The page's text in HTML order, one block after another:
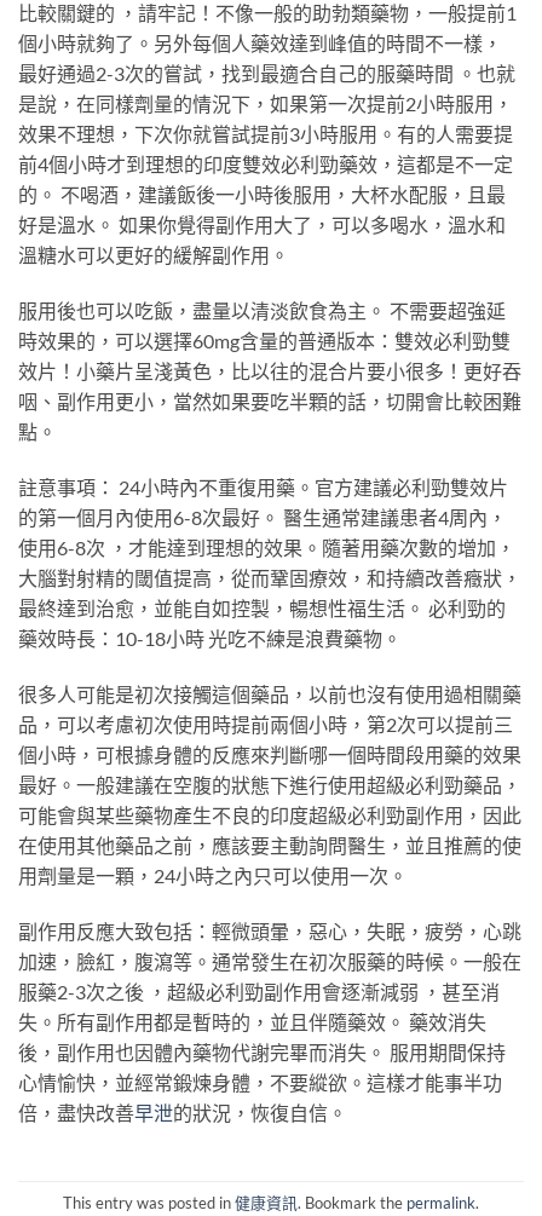
比較關鍵的 ，請牢記！不像一般的助勃類藥物，一般提前1
個小時就夠了。另外每個人藥效達到峰值的時間不一樣，
最好通過2-3次的嘗試，找到最適合自己的服藥時間 。也就
是說，在同樣劑量的情況下，如果第一次提前2小時服用，
效果不理想，下次你就嘗試提前3小時服用。有的人需要提
前4個小時才到理想的印度雙效必利勁藥效，這都是不一定
的。 不喝酒，建議飯後一小時後服用，大杯水配服，且最
好是溫水。 如果你覺得副作用大了，可以多喝水，溫水和
溫糖水可以更好的緩解副作用。
服用後也可以吃飯，盡量以清淡飲食為主。 不需要超強延
時效果的，可以選擇60mg含量的普通版本：雙效必利勁雙
效片！小藥片呈淺黃色，比以往的混合片要小很多！更好吞
咽、副作用更小，當然如果要吃半顆的話，切開會比較困難
點。
註意事項： 24小時內不重復用藥。官方建議必利勁雙效片
的第一個月內使用6-8次最好。 醫生通常建議患者4周內，
使用6-8次 ，才能達到理想的效果。隨著用藥次數的增加，
大腦對射精的閾值提高，從而鞏固療效，和持續改善癥狀，
最終達到治愈，並能自如控製，暢想性福生活。 必利勁的
藥效時長：10-18小時 光吃不練是浪費藥物。
很多人可能是初次接觸這個藥品，以前也沒有使用過相關藥
品，可以考慮初次使用時提前兩個小時，第2次可以提前三
個小時，可根據身體的反應來判斷哪一個時間段用藥的效果
最好。一般建議在空腹的狀態下進行使用超級必利勁藥品，
可能會與某些藥物產生不良的印度超級必利勁副作用，因此
在使用其他藥品之前，應該要主動詢問醫生，並且推薦的使
用劑量是一顆，24小時之內只可以使用一次。
副作用反應大致包括：輕微頭暈，惡心，失眠，疲勞，心跳
加速，臉紅，腹瀉等。通常發生在初次服藥的時候。一般在
服藥2-3次之後 ，超級必利勁副作用會逐漸減弱 ，甚至消
失。所有副作用都是暫時的，並且伴隨藥效。 藥效消失
後，副作用也因體內藥物代謝完畢而消失。 服用期間保持
心情愉快，並經常鍛煉身體，不要縱欲。這樣才能事半功
倍，盡快改善早泄的狀況，恢復自信。
This entry was posted in健康資訊. Bookmark the permalink.